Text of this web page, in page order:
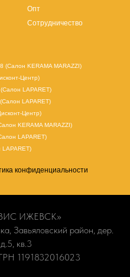
Опт
Сотрудничество
(Салон KERAMA MARAZZI)
Центр)
LAPARET)
LAPARET)
Центр)
KERAMA MARAZZI)
LAPARET)
конфиденциальности
ИЖЕВСК»
Завьяловский район, дер.
кв.3
1191832016023